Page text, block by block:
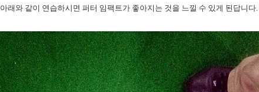
아래와 같이 연습하시면 퍼터 임팩트가 좋아지는 것을 느낄 수 있게 된답니다.